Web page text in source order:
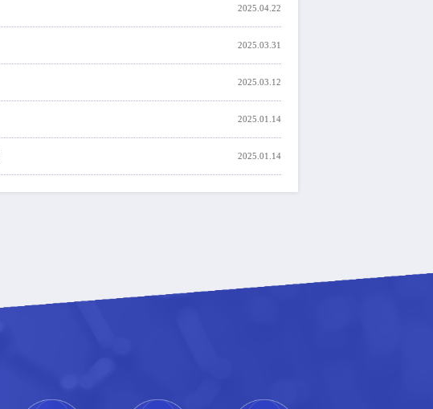
2025.04.22
2025.03.31
2025.03.12
2025.01.14
2025.01.14